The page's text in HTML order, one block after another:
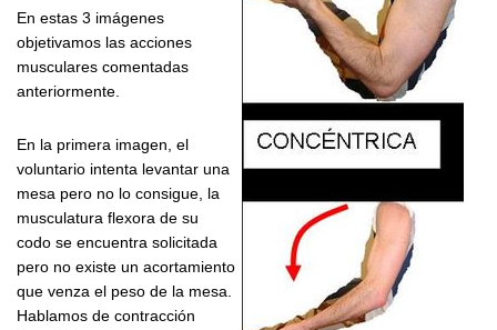
En estas 3 imágenes
objetivamos las acciones
musculares comentadas
anteriormente.
En la primera imagen, el
voluntario intenta levantar una
mesa pero no lo consigue, la
musculatura flexora de su
codo se encuentra solicitada
pero no existe un acortamiento
que venza el peso de la mesa.
Hablamos de contracción